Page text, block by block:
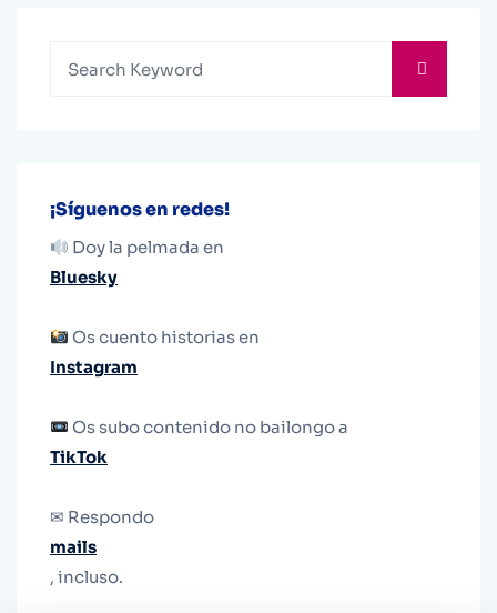
¡Síguenos en redes!
Doy la pelmada en
Bluesky
Os cuento historias en
Instagram
Os subo contenido no bailongo a
TikTok
✉ Respondo
mails
, incluso.